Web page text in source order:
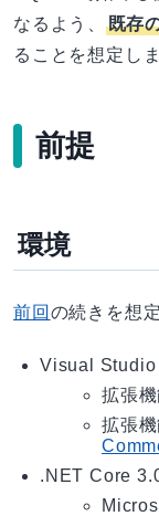
なるよう、 既存
ることを想定しま
前提
環境
前回 の続きを想
Visual Studio
拡張
拡張
.NET Core